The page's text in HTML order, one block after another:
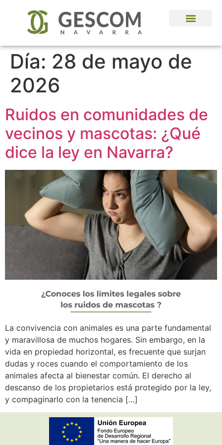
Día: 28 de mayo de
2026
Ruidos en comunidades de
vecinos y mascotas: ¿Qué
dice la ley en Navarra?
La convivencia con animales es una parte fundamental
y maravillosa de muchos hogares. Sin embargo, en la
vida en propiedad horizontal, es frecuente que surjan
dudas y roces cuando el comportamiento de los
animales afecta al bienestar común. El derecho al
descanso de los propietarios está protegido por la ley,
y compaginarlo con la tenencia […]